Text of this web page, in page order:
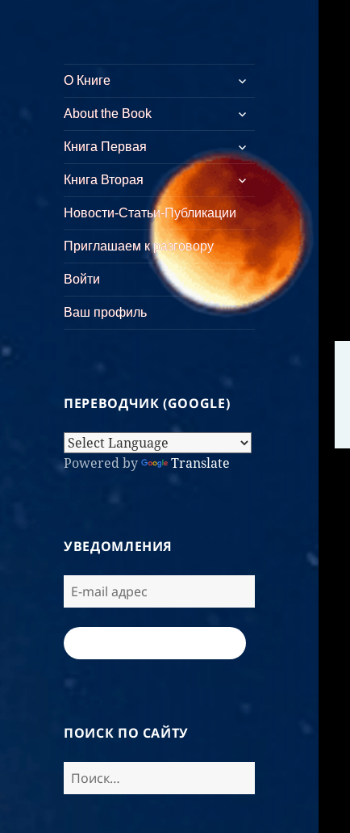
Куликово Поле
Армагеддона
Толкование символических
смыслов стихов Откровения
О Книге
About the Book
Книга Первая
Книга Вторая
Новости-Статьи-Публикации
Приглашаем к разговору
Войти
Ваш профиль
ПЕРЕВОДЧИК (GOOGLE)
Powered by Translate
УВЕДОМЛЕНИЯ
ПОИСК ПО САЙТУ